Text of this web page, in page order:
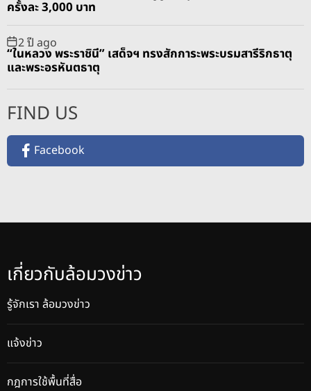
ครั้งละ 3,000 บาท
2 ปี ago
“ในหลวง พระราชินี” เสด็จฯ ทรงสักการะพระบรมสารีริกธาตุ
และพระอรหันตธาตุ
FIND US
Facebook
เกี่ยวกับล้อมวงข่าว
รู้จักเรา ล้อมวงข่าว
แจ้งข่าว
กฎการใช้พื้นที่สื่อ